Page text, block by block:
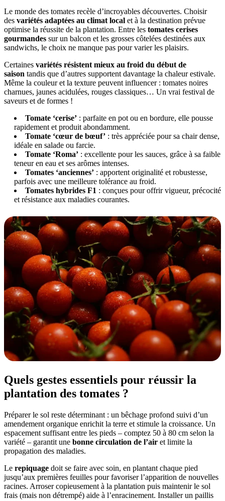
Le monde des tomates recèle d’incroyables découvertes. Choisir
des variétés adaptées au climat local et à la destination prévue
optimise la réussite de la plantation. Entre les tomates cerises
gourmandes sur un balcon et les grosses côtelées destinées aux
sandwichs, le choix ne manque pas pour varier les plaisirs.
Certaines variétés résistent mieux au froid du début de
saison tandis que d’autres supportent davantage la chaleur estivale.
Même la couleur et la texture peuvent influencer : tomates noires
charnues, jaunes acidulées, rouges classiques… Un vrai festival de
saveurs et de formes !
Tomate ‘cerise’ : parfaite en pot ou en bordure, elle pousse
rapidement et produit abondamment.
Tomate ‘cœur de bœuf’ : très appréciée pour sa chair dense,
idéale en salade ou farcie.
Tomate ‘Roma’ : excellente pour les sauces, grâce à sa faible
teneur en eau et ses arômes intenses.
Tomates ‘anciennes’ : apportent originalité et robustesse,
parfois avec une meilleure tolérance au froid.
Tomates hybrides F1 : conçues pour offrir vigueur, précocité
et résistance aux maladies courantes.
Quels gestes essentiels pour réussir la
plantation des tomates ?
Préparer le sol reste déterminant : un bêchage profond suivi d’un
amendement organique enrichit la terre et stimule la croissance. Un
espacement suffisant entre les pieds – comptez 50 à 80 cm selon la
variété – garantit une bonne circulation de l’air et limite la
propagation des maladies.
Le repiquage doit se faire avec soin, en plantant chaque pied
jusqu’aux premières feuilles pour favoriser l’apparition de nouvelles
racines. Arroser copieusement à la plantation puis maintenir le sol
frais (mais non détrempé) aide à l’enracinement. Installer un paillis